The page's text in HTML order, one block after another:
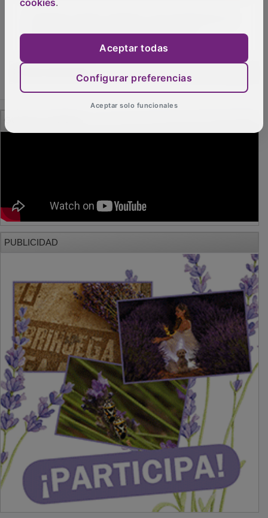
Señorío tras un accidente en la N-211
PUBLICIDAD
cookies.
Aceptar todas
Configurar preferencias
Aceptar solo funcionales